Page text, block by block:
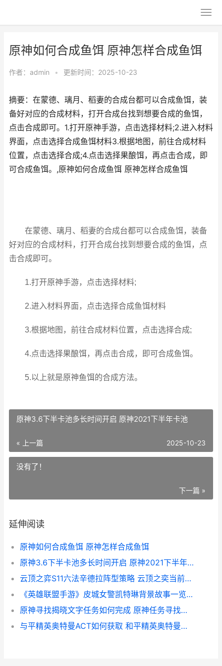
原神如何合成鱼饵 原神怎样合成鱼饵
作者： admin • 更新时间：2025-10-23
摘要：在蒙德、璃月、稻妻的合成台都可以合成鱼饵，装
备好对应的合成材料，打开合成台找到想要合成的鱼饵，
点击合成即可。1.打开原神手游，点击选择材料;2.进入材料
界面，点击选择合成鱼饵材料3.根据地图，前往合成材料
位置，点击选择合成;4.点击选择果酿饵，再点击合成，即
可合成鱼饵。,原神如何合成鱼饵 原神怎样合成鱼饵
在蒙德、璃月、稻妻的合成台都可以合成鱼饵，装备
好对应的合成材料，打开合成台找到想要合成的鱼饵，点
击合成即可。
1.打开原神手游，点击选择材料;
2.进入材料界面，点击选择合成鱼饵材料
3.根据地图，前往合成材料位置，点击选择合成;
4.点击选择果酿饵，再点击合成，即可合成鱼饵。
5.以上就是原神鱼饵的合成方法。
原神3.6下半卡池多长时间开启 原神2021下半年卡池
« 上一篇 2025-10-23
没有了！
下一篇 »
延伸阅读
原神如何合成鱼饵 原神怎样合成鱼饵
原神3.6下半卡池多长时间开启 原神2021下半年卡池
云顶之弈S11六法辛德拉阵型策略 云顶之奕当前版本6法
《英雄联盟手游》皮城女警凯特琳背景故事一览 凯特琳背景故事是什么
原神寻找揭晓文字任务如何完成 原神任务寻找谜题
与平精英奥特曼ACT如何获取 和平精英奥特曼继续